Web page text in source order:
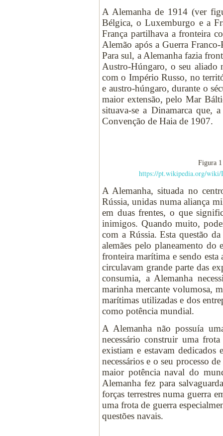
A Alemanha de 1914 (ver
Bélgica, o Luxemburgo e a
França partilhava a fronteira
Alemão após a Guerra
Para sul, a Alemanha fazia
Austro-Húngaro, o seu aliado
com o Império Russo, no
e austro-húngaro, durante o
maior extensão, pelo Mar
situava-se a Dinamarca que,
Convenção de Haia de 1907.
Figura
https://pt.wikipedia.org/
A Alemanha, situada no
Rússia, unidas numa aliança
em duas frentes, o que
inimigos. Quando muito,
com a Rússia. Esta questão
alemães pelo planeamento do
fronteira marítima e sendo esta
circulavam grande parte das
consumia, a Alemanha
marinha mercante volumosa,
marítimas utilizadas e dos
como potência mundial.
A Alemanha não possuía
necessário construir uma
existiam e estavam dedicados
necessários e o seu processo
maior potência naval do
Alemanha fez para
forças terrestres numa guerra
uma frota de guerra
questões navais.